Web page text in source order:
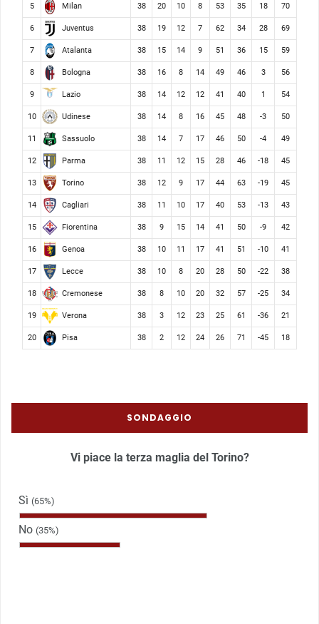
5 Milan 38 20 10 8 53 35 18 70
6 Juventus 38 19 12 7 62 34 28 69
7 Atalanta 38 15 14 9 51 36 15 59
8 Bologna 38 16 8 14 49 46 3 56
9 Lazio 38 14 12 12 41 40 1 54
10 Udinese 38 14 8 16 45 48 -3 50
11 Sassuolo 38 14 7 17 46 50 -4 49
12 Parma 38 11 12 15 28 46 -18 45
13 Torino 38 12 9 17 44 63 -19 45
14 Cagliari 38 11 10 17 40 53 -13 43
15 Fiorentina 38 9 15 14 41 50 -9 42
16 Genoa 38 10 11 17 41 51 -10 41
17 Lecce 38 10 8 20 28 50 -22 38
18 Cremonese 38 8 10 20 32 57 -25 34
19 Verona 38 3 12 23 25 61 -36 21
20 Pisa 38 2 12 24 26 71 -45 18
SONDAGGIO
Vi piace la terza maglia del Torino?
Sì (65%)
No (35%)